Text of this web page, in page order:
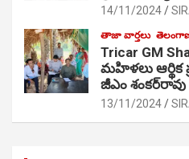
14/11/2024
తాజా వార్తలు
Tricar GM
మహిళలు
జీఎం శంకర్‌రావు
13/11/2024